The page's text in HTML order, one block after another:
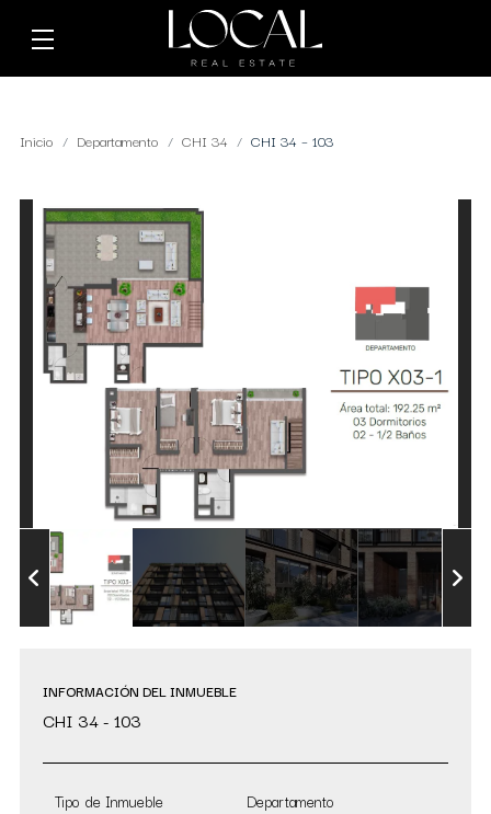
Inicio Departamento CHI 34 CHI 34 – 103
INFORMACIÓN DEL INMUEBLE
CHI 34 - 103
Tipo de Inmueble
Departamento